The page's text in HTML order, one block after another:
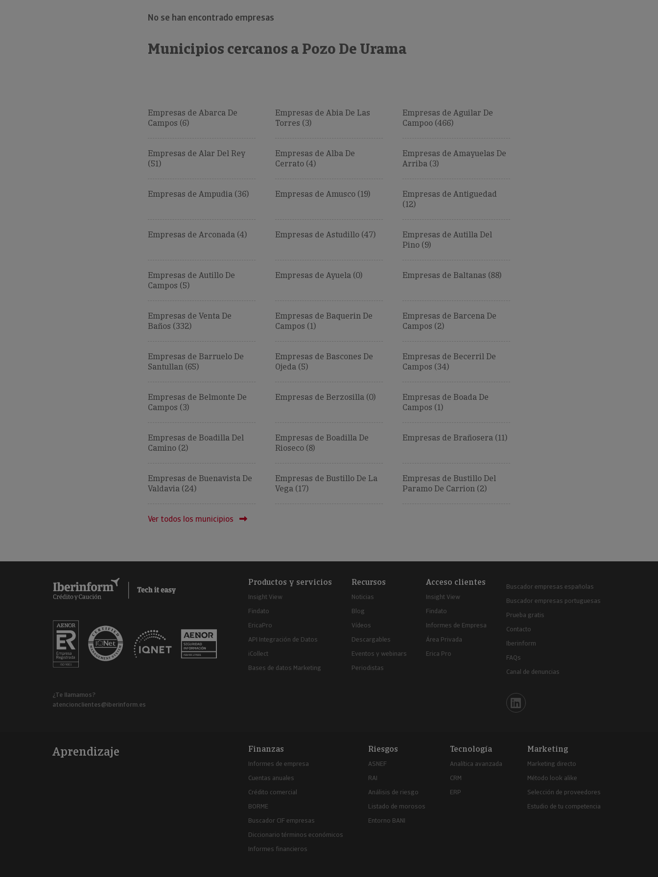
No se han encontrado empresas
Municipios cercanos a Pozo De Urama
Empresas de Abarca De
Campos (6)
Empresas de Abia De Las
Torres (3)
Empresas de Aguilar De
Campoo (466)
Empresas de Alar Del Rey
(51)
Empresas de Alba De
Cerrato (4)
Empresas de Amayuelas De
Arriba (3)
Empresas de Ampudia (36) Empresas de Amusco (19)
Empresas de Antiguedad
(12)
Empresas de Arconada (4) Empresas de Astudillo (47)
Empresas de Autilla Del
Pino (9)
Empresas de Autillo De
Campos (5)
Empresas de Ayuela (0) Empresas de Baltanas (88)
Empresas de Venta De
Baños (332)
Empresas de Baquerin De
Campos (1)
Empresas de Barcena De
Campos (2)
Empresas de Barruelo De
Santullan (65)
Empresas de Bascones De
Ojeda (5)
Empresas de Becerril De
Campos (34)
Empresas de Belmonte De
Campos (3)
Empresas de Berzosilla (0)
Empresas de Boada De
Campos (1)
Empresas de Boadilla Del
Camino (2)
Empresas de Boadilla De
Rioseco (8)
Empresas de Brañosera (11)
Empresas de Buenavista De
Valdavia (24)
Empresas de Bustillo De La
Vega (17)
Empresas de Bustillo Del
Paramo De Carrion (2)
Ver todos los municipios
¿Te llamamos?
atencionclientes@iberinform.es
Productos y servicios
Insight View
Findato
EricaPro
API Integración de Datos
iCollect
Bases de datos Marketing
Recursos
Noticias
Blog
Vídeos
Descargables
Eventos y webinars
Periodistas
Acceso clientes
Insight View
Findato
Informes de Empresa
Área Privada
Erica Pro
Buscador empresas españolas
Buscador empresas portuguesas
Prueba gratis
Contacto
Iberinform
FAQs
Canal de denuncias
Iberinform en Linkedin
Aprendizaje Finanzas
Informes de empresa
Cuentas anuales
Crédito comercial
BORME
Buscador CIF empresas
Diccionario términos económicos
Informes financieros
Riesgos
ASNEF
RAI
Análisis de riesgo
Listado de morosos
Entorno BANI
Tecnología
Analítica avanzada
CRM
ERP
Marketing
Marketing directo
Método look alike
Selección de proveedores
Estudio de tu competencia